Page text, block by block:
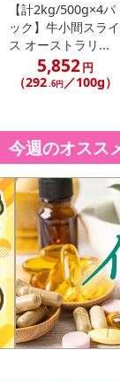
【計2kg/500g×4パ
ック】牛小間スライ
ス オーストラリ...
5,852円
（292.6円／100g）
今週のオスス